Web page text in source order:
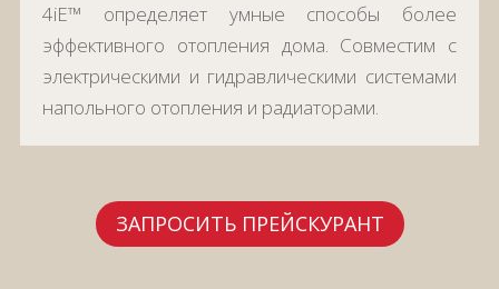
4iE™ определяет умные способы более
эффективного отопления дома. Совместим с
электрическими и гидравлическими системами
напольного отопления и радиаторами.
ЗАПРОСИТЬ ПРЕЙСКУРАНТ